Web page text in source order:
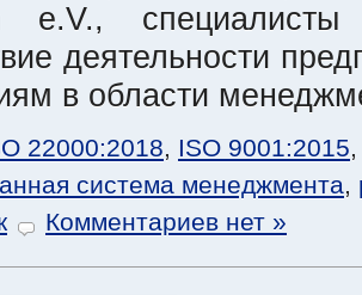
e.V., специалисты
деятельности
в области
22000:2018, ISO 9001:2015
система менеджмента,
Комментариев нет »